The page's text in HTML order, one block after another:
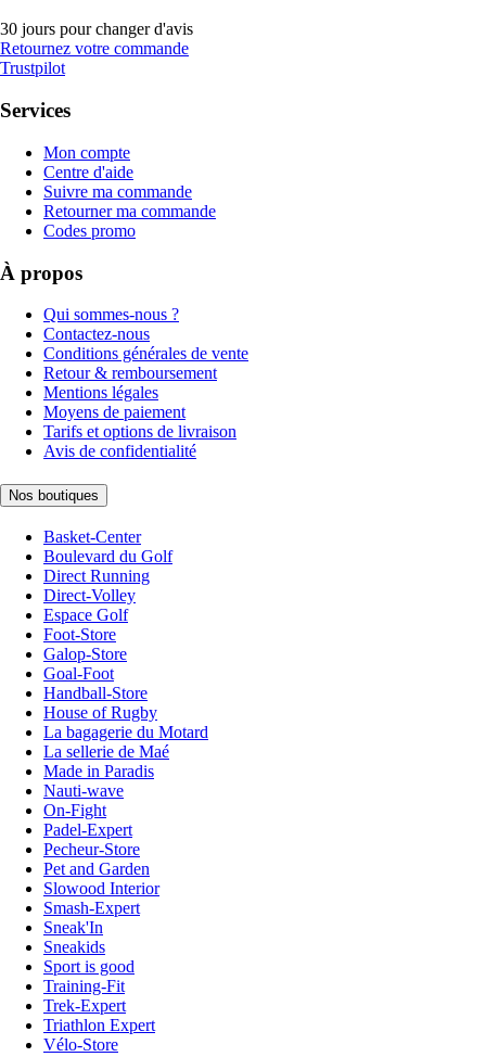
30 jours pour changer d'avis
Retournez votre commande
Trustpilot
Services
Mon compte
Centre d'aide
Suivre ma commande
Retourner ma commande
Codes promo
À propos
Qui sommes-nous ?
Contactez-nous
Conditions générales de vente
Retour & remboursement
Mentions légales
Moyens de paiement
Tarifs et options de livraison
Avis de confidentialité
Nos boutiques
Basket-Center
Boulevard du Golf
Direct Running
Direct-Volley
Espace Golf
Foot-Store
Galop-Store
Goal-Foot
Handball-Store
House of Rugby
La bagagerie du Motard
La sellerie de Maé
Made in Paradis
Nauti-wave
On-Fight
Padel-Expert
Pecheur-Store
Pet and Garden
Slowood Interior
Smash-Expert
Sneak'In
Sneakids
Sport is good
Training-Fit
Trek-Expert
Triathlon Expert
Vélo-Store